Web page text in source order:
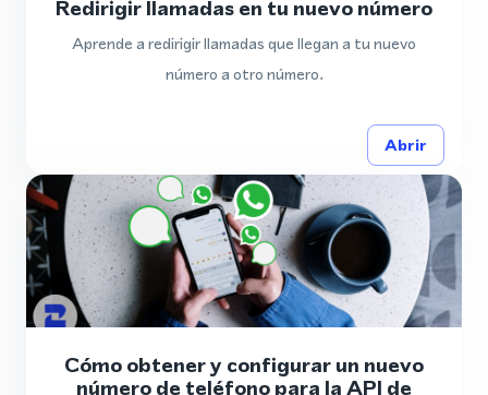
Redirigir llamadas en tu nuevo número
Aprende a redirigir llamadas que llegan a tu nuevo
número a otro número.
Abrir
Cómo obtener y configurar un nuevo
número de teléfono para la API de